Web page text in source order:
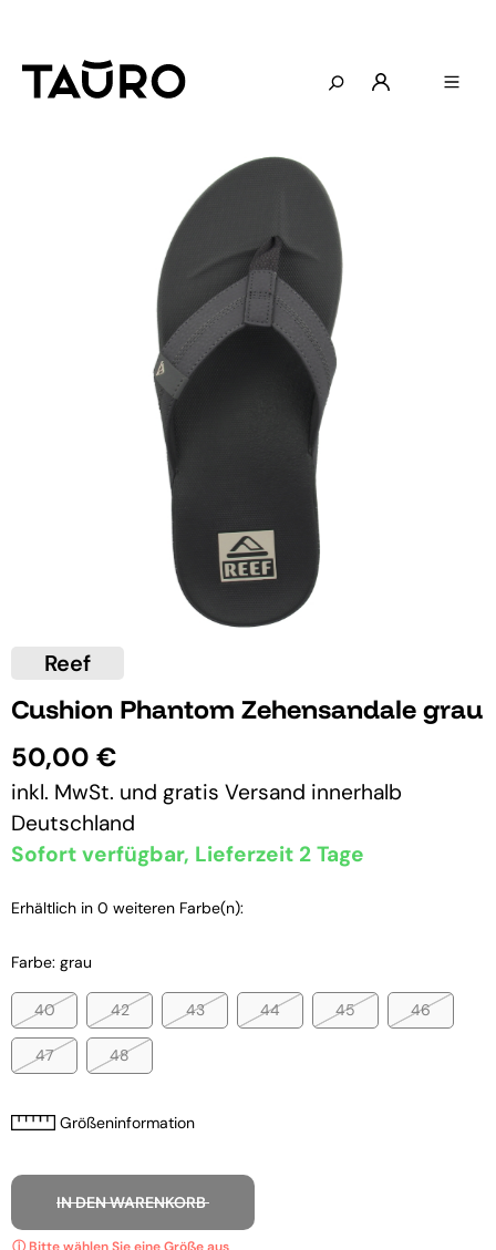
Reef
Cushion Phantom Zehensandale grau
50,00 €
inkl. MwSt. und gratis Versand innerhalb
Deutschland
Sofort verfügbar, Lieferzeit 2 Tage
Erhältlich in 0 weiteren Farbe(n):
Farbe: grau
40 42 43 44 45 46
47 48
Größeninformation
IN DEN WARENKORB